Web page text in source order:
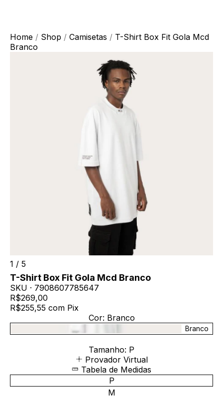
Home / Shop / Camisetas / T-Shirt Box Fit Gola Mcd
Branco
1 / 5
T-Shirt Box Fit Gola Mcd Branco
SKU · 7908607785647
R$269,00
R$255,55 com Pix
Cor: Branco
Branco
Tamanho: P
Provador Virtual
Tabela de Medidas
P
M